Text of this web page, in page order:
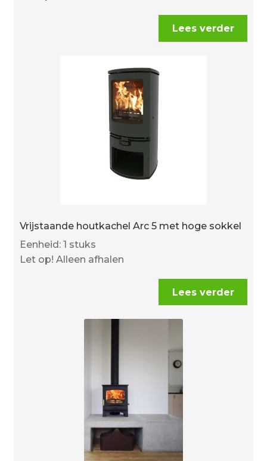
Lees verder
Vrijstaande houtkachel Arc 5 met hoge sokkel
Eenheid: 1 stuks
Let op! Alleen afhalen
Lees verder